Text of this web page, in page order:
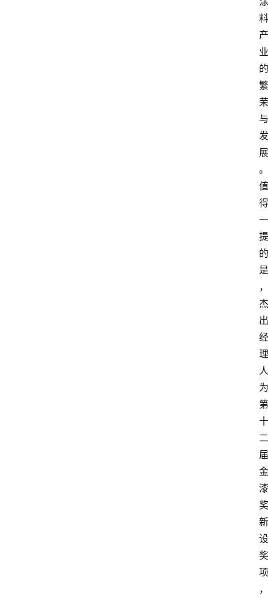
料
产
业
的
繁
荣
与
发
展
。
值
得
一
提
的
是
，
杰
出
经
理
人
为
第
十
二
届
金
漆
奖
新
设
奖
项
，